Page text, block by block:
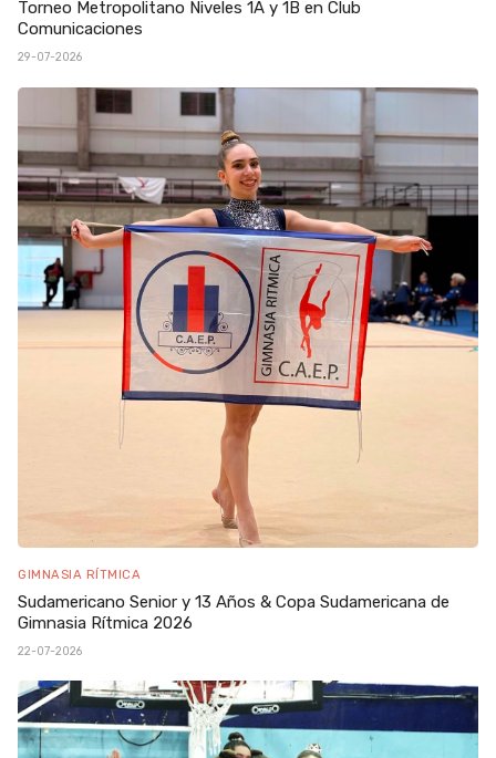
Torneo Metropolitano Niveles 1A y 1B en Club
Comunicaciones
29-07-2026
GIMNASIA RÍTMICA
Sudamericano Senior y 13 Años & Copa Sudamericana de
Gimnasia Rítmica 2026
22-07-2026